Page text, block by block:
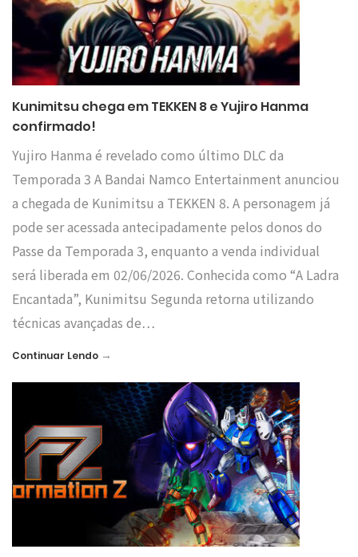
Kunimitsu chega em TEKKEN 8 e Yujiro Hanma
confirmado!
Yujiro Hanma é revelado como último DLC da
Temporada 3 A Bandai Namco Entertainment anunciou
a chegada de Kunimitsu a TEKKEN 8. A personagem já
pode ser acessada antecipadamente pelos donos do
Passe da Temporada 3, enquanto a venda individual
será liberada em 02/06/2026. Conhecida como “A Ladra
Encantada”, Kunimitsu Segunda retorna utilizando
técnicas avançadas de…
Continuar Lendo →